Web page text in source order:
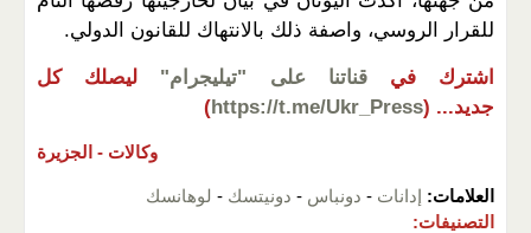
للقرار الروسي، واصفة ذلك بالانتهاك للقانون الدولي.
اشترك في قناتنا على "تيليجرام"
ليصلك كل
جديد... (
https://t.me/Ukr_Press
)
وكالات - الجزيرة
العلامات: إدانات - دونباس - دونيتسك - لوهانسك
التصنيفات: